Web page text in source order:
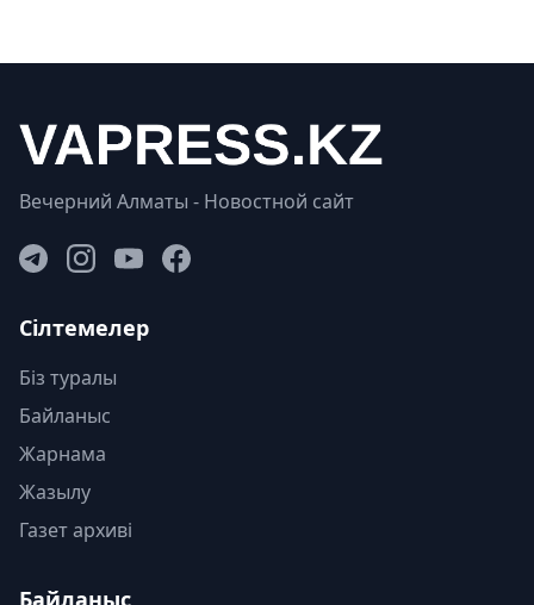
Вечерний Алматы - Новостной сайт
Сілтемелер
Біз туралы
Байланыс
Жарнама
Жазылу
Газет архиві
Байланыс